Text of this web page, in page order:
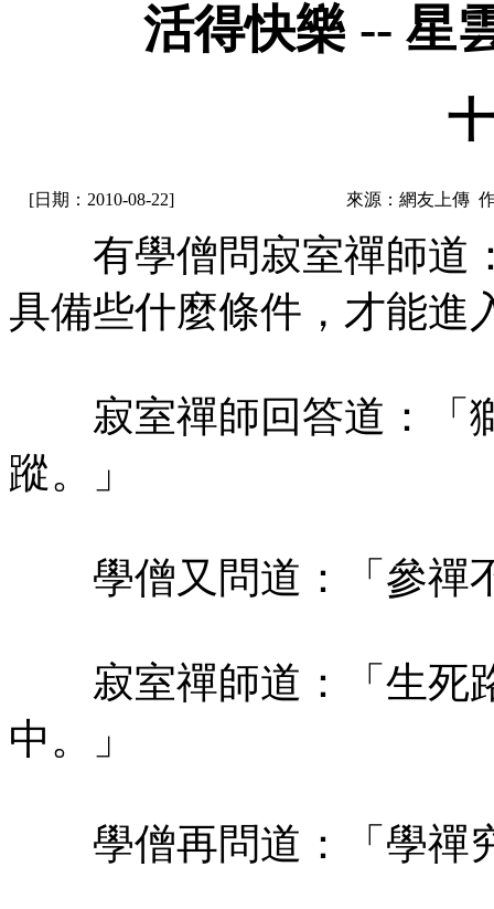
活得快樂 -- 星
[日期：2010-08-22] 來源：網友上傳
有學僧問寂室禪師道
具備些什麼條件，才能進
寂室禪師回答道：「
蹤。」
學僧又問道：「參禪
寂室禪師道：「生死
中。」
學僧再問道：「學禪